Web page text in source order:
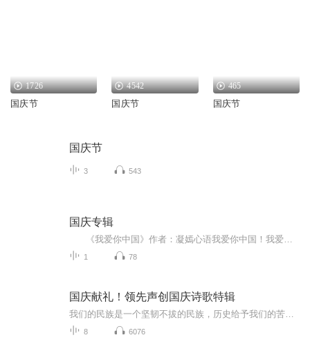
1726
国庆节
4542
国庆节
465
国庆节
国庆节
3 543
国庆专辑
1 78
国庆献礼！领先声创国庆诗歌特辑
8 6076